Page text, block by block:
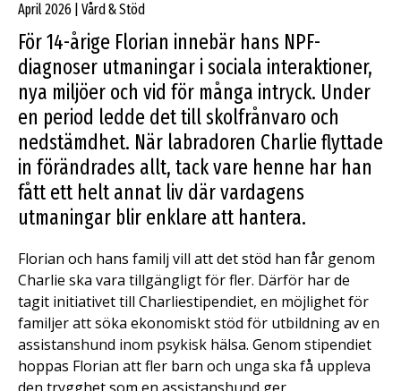
April 2026 | Vård & Stöd
För 14-årige Florian innebär hans NPF-
diagnoser utmaningar i sociala interaktioner,
nya miljöer och vid för många intryck. Under
en period ledde det till skolfrånvaro och
nedstämdhet. När labradoren Charlie flyttade
in förändrades allt, tack vare henne har han
fått ett helt annat liv där vardagens
utmaningar blir enklare att hantera.
Florian och hans familj vill att det stöd han får genom
Charlie ska vara tillgängligt för fler. Därför har de
tagit initiativet till Charliestipendiet, en möjlighet för
familjer att söka ekonomiskt stöd för utbildning av en
assistanshund inom psykisk hälsa. Genom stipendiet
hoppas Florian att fler barn och unga ska få uppleva